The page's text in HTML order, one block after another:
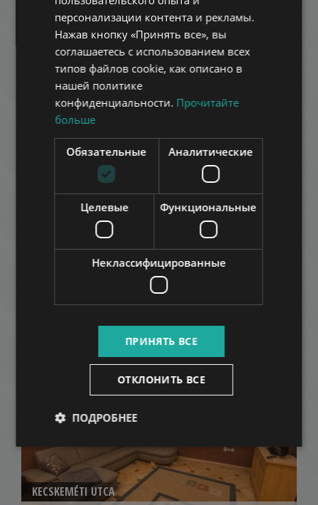
NAGYDIOFA UTCA
Арендная плата:311.000 HUF
Район 7 • студия • 25 m2
ДОБАВИТЬ В СПИСОК
Арендная плата:700.000 HUF
ДОБАВИТЬ В СПИСОК
KECSKEMÉTI UTCA
ITALIAN
SPANISH
RUSSIAN
персонализации контента и рекламы.
Нажав кнопку «Принять все», вы
соглашаетесь с использованием всех
типов файлов cookie, как описано в
нашей политике
конфиденциальности. Прочитайте
больше
Обязательные Аналитические
Целевые Функциональные
Неклассифицированные
ПРИНЯТЬ ВСЕ
ОТКЛОНИТЬ ВСЕ
ПОДРОБНЕЕ